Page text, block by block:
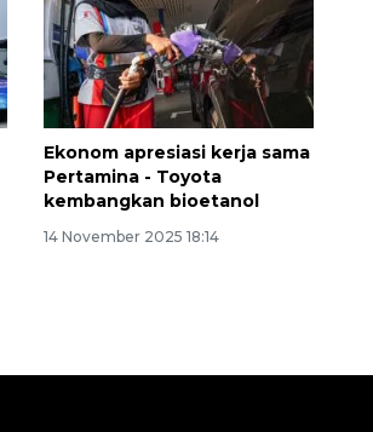
Ekonom apresiasi kerja sama
Pertamina - Toyota
kembangkan bioetanol
14 November 2025 18:14